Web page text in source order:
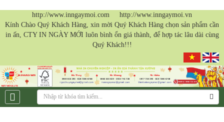
http://www.inngaymoi.com http://www.inngaymoi.vn
Kính Chào Quý Khách Hàng, xin mời Quý Khách Hàng chọn sản phẩm cần
in ấn, CTY IN NGÀY MỚI luôn bình ổn giá thành, để hợp tác lâu dài cùng
Quý Khách!!!